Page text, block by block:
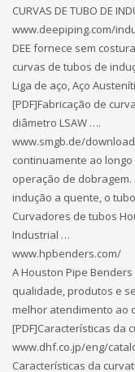
CURVAS DE TUBO DE
www.deepiping.com/
DEE fornece sem
curvas de tubos de
Liga de aço, Aço
[PDF]Fabricação de
diâmetro LSAW ….
www.smgb.de/
continuamente ao
operação de
indução a quente, o
Curvadores de tubos
Industrial …
www.hpbenders.com/
A Houston Pipe
qualidade, produtos e
melhor atendimento ao
[PDF]Características da
www.dhf.co.jp/eng/
Características da